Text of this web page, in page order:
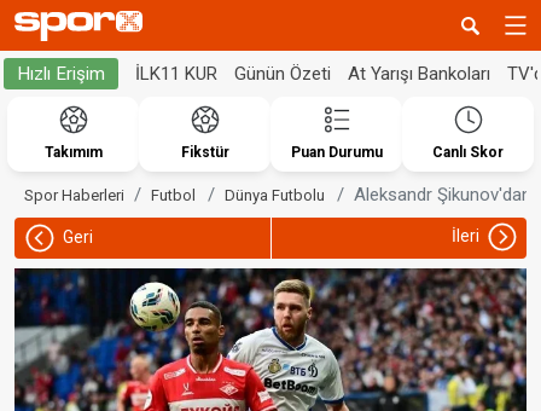
Hızlı Erişim İLK11 KUR Günün Özeti At Yarışı Bankoları
Takımım Fikstür Puan Durumu Canlı Skor
Spor Haberleri Futbol Dünya Futbolu Aleksandr Şikunov'dan
Geri İleri